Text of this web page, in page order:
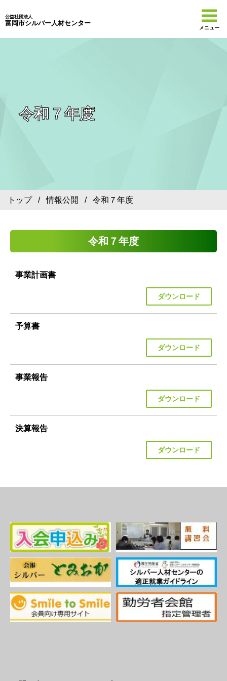
公益社団法人
富岡市シルバー人材センター
メニュー
令和７年度
トップ/情報公開 / 令和７年度
令和７年度
事業計画書
ダウンロード
予算書
ダウンロード
事業報告
ダウンロード
決算報告
ダウンロード